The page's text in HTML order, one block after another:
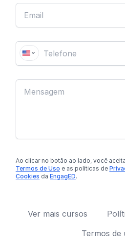
Ao clicar no botão ao lado, você
Termos de Uso e as políticas de
Cookies da EngagED.
Ver mais cursos
Termos de